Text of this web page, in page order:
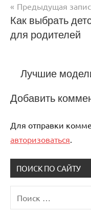
Навигация
по
Предыдущая
Как выбрать
для родителей
Лучшие
Добавить
Для отправки
авторизоваться
ПОИСК ПО САЙТУ
для: